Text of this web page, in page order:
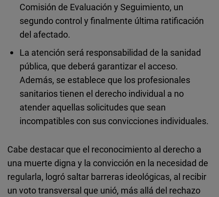
Comisión de Evaluación y Seguimiento, un
segundo control y finalmente última ratificación
del afectado.
La atención será responsabilidad de la sanidad
pública, que deberá garantizar el acceso.
Además, se establece que los profesionales
sanitarios tienen el derecho individual a no
atender aquellas solicitudes que sean
incompatibles con sus convicciones individuales.
Cabe destacar que el reconocimiento al derecho a
una muerte digna y la convicción en la necesidad de
regularla, logró saltar barreras ideológicas, al recibir
un voto transversal que unió, más allá del rechazo